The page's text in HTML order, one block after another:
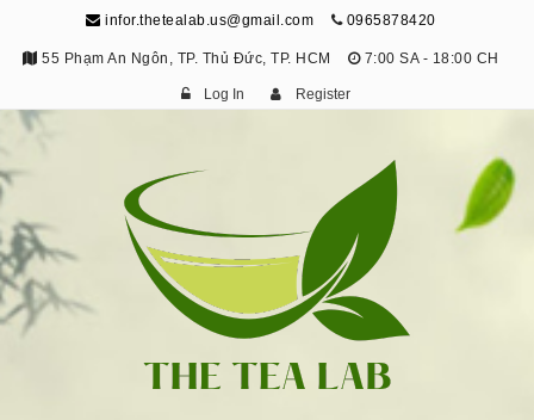
infor.thetealab.us@gmail.com 0965878420
55 Phạm An Ngôn, TP. Thủ Đức, TP. HCM 7:00 SA - 18:00 CH
Log In Register